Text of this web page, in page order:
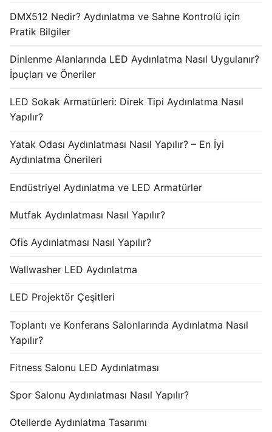
DMX512 Nedir? Aydınlatma ve Sahne Kontrolü için
Pratik Bilgiler
Dinlenme Alanlarında LED Aydınlatma Nasıl Uygulanır?
İpuçları ve Öneriler
LED Sokak Armatürleri: Direk Tipi Aydınlatma Nasıl
Yapılır?
Yatak Odası Aydınlatması Nasıl Yapılır? – En İyi
Aydınlatma Önerileri
Endüstriyel Aydınlatma ve LED Armatürler
Mutfak Aydınlatması Nasıl Yapılır?
Ofis Aydınlatması Nasıl Yapılır?
Wallwasher LED Aydınlatma
LED Projektör Çeşitleri
Toplantı ve Konferans Salonlarında Aydınlatma Nasıl
Yapılır?
Fitness Salonu LED Aydınlatması
Spor Salonu Aydınlatması Nasıl Yapılır?
Otellerde Aydınlatma Tasarımı